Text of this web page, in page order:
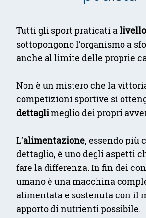
Tutti gli sport praticati a
sottopongono l’organismo a
anche al limite delle proprie
Non è un mistero che la
competizioni sportive si
dettaglimeglio dei propri
L’alimentazione, essendo più
dettaglio, è uno degli aspetti
fare la differenza. In fin dei
umano è una macchina
alimentata e sostenuta con il
apporto di nutrienti possibile.